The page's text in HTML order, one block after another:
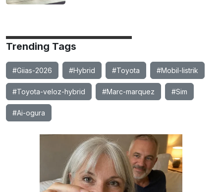
Trending Tags
#Giias-2026 #Hybrid #Toyota #Mobil-listrik
#Toyota-veloz-hybrid #Marc-marquez #Sim
#Ai-ogura